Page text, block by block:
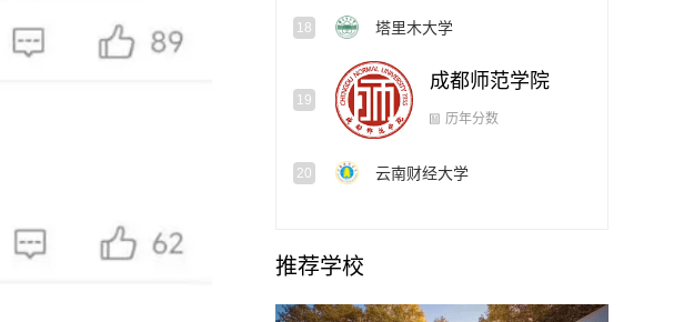
18 塔里木大学
19
成都师范学院
历年分数
20 云南财经大学
推荐学校